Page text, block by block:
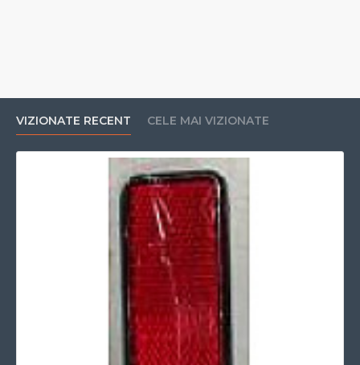
VIZIONATE RECENT CELE MAI VIZIONATE